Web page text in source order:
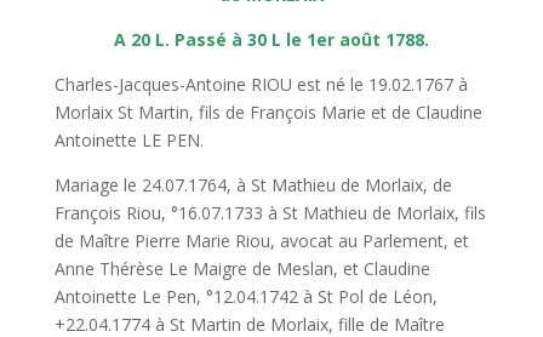
A 20 L. Passé à 30 L le 1er août 1788.
Charles-Jacques-Antoine RIOU est né le 19.02.1767 à
Morlaix St Martin, fils de François Marie et de Claudine
Antoinette LE PEN.
Mariage le 24.07.1764, à St Mathieu de Morlaix, de
François Riou, °16.07.1733 à St Mathieu de Morlaix, fils
de Maître Pierre Marie Riou, avocat au Parlement, et
Anne Thérèse Le Maigre de Meslan, et Claudine
Antoinette Le Pen, °12.04.1742 à St Pol de Léon,
+22.04.1774 à St Martin de Morlaix, fille de Maître